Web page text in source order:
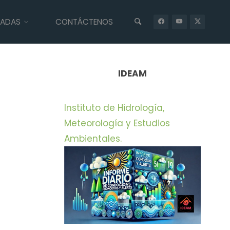
CONTÁCTENOS
IDEAM
Instituto de Hidrología,
Meteorología y Estudios
Ambientales.